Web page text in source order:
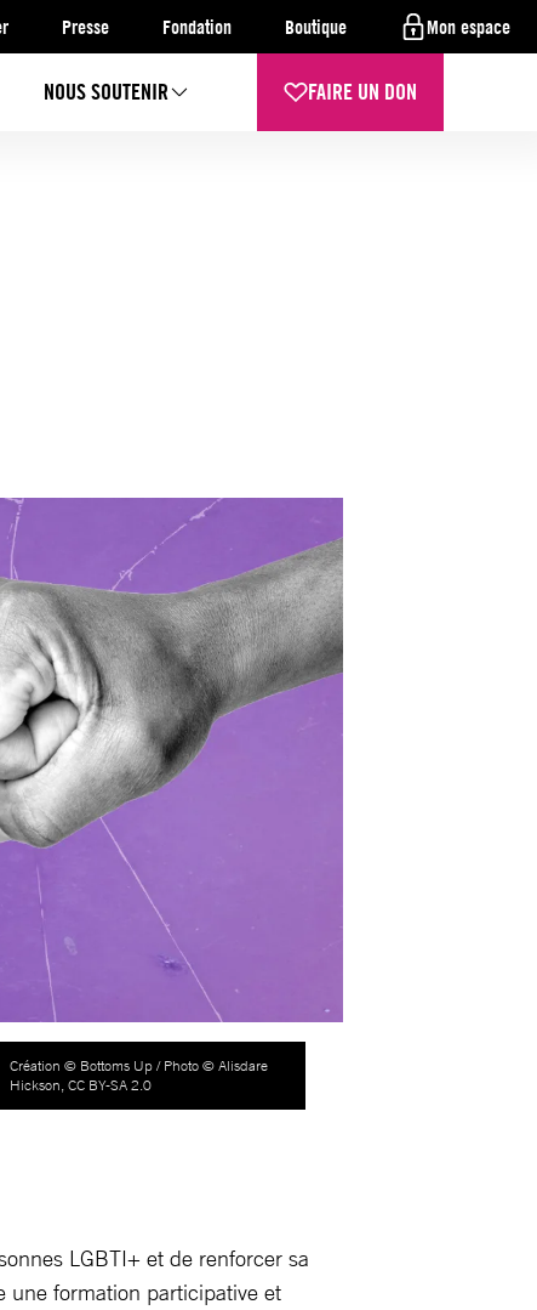
Presse Fondation Boutique Mon espace
NOUS SOUTENIR FAIRE UN DON
Création © Bottoms Up / Photo © Alisdare
Hickson, CC BY-SA 2.0
LGBTI+ et de renforcer sa
une formation participative et